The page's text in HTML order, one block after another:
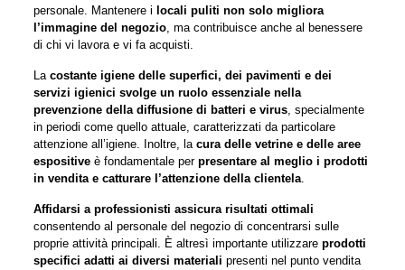
personale. Mantenere i locali puliti non solo migliora
l’immagine del negozio, ma contribuisce anche al benessere
di chi vi lavora e vi fa acquisti.
La costante igiene delle superfici, dei pavimenti e dei
servizi igienici svolge un ruolo essenziale nella
prevenzione della diffusione di batteri e virus, specialmente
in periodi come quello attuale, caratterizzati da particolare
attenzione all’igiene. Inoltre, la cura delle vetrine e delle aree
espositiveè fondamentale per presentare al meglio i prodotti
in vendita e catturare l’attenzione della clientela.
Affidarsi a professionisti assicura risultati ottimali
consentendo al personale del negozio di concentrarsi sulle
proprie attività principali. È altresì importante utilizzare prodotti
specifici adatti ai diversi materiali presenti nel punto vendita